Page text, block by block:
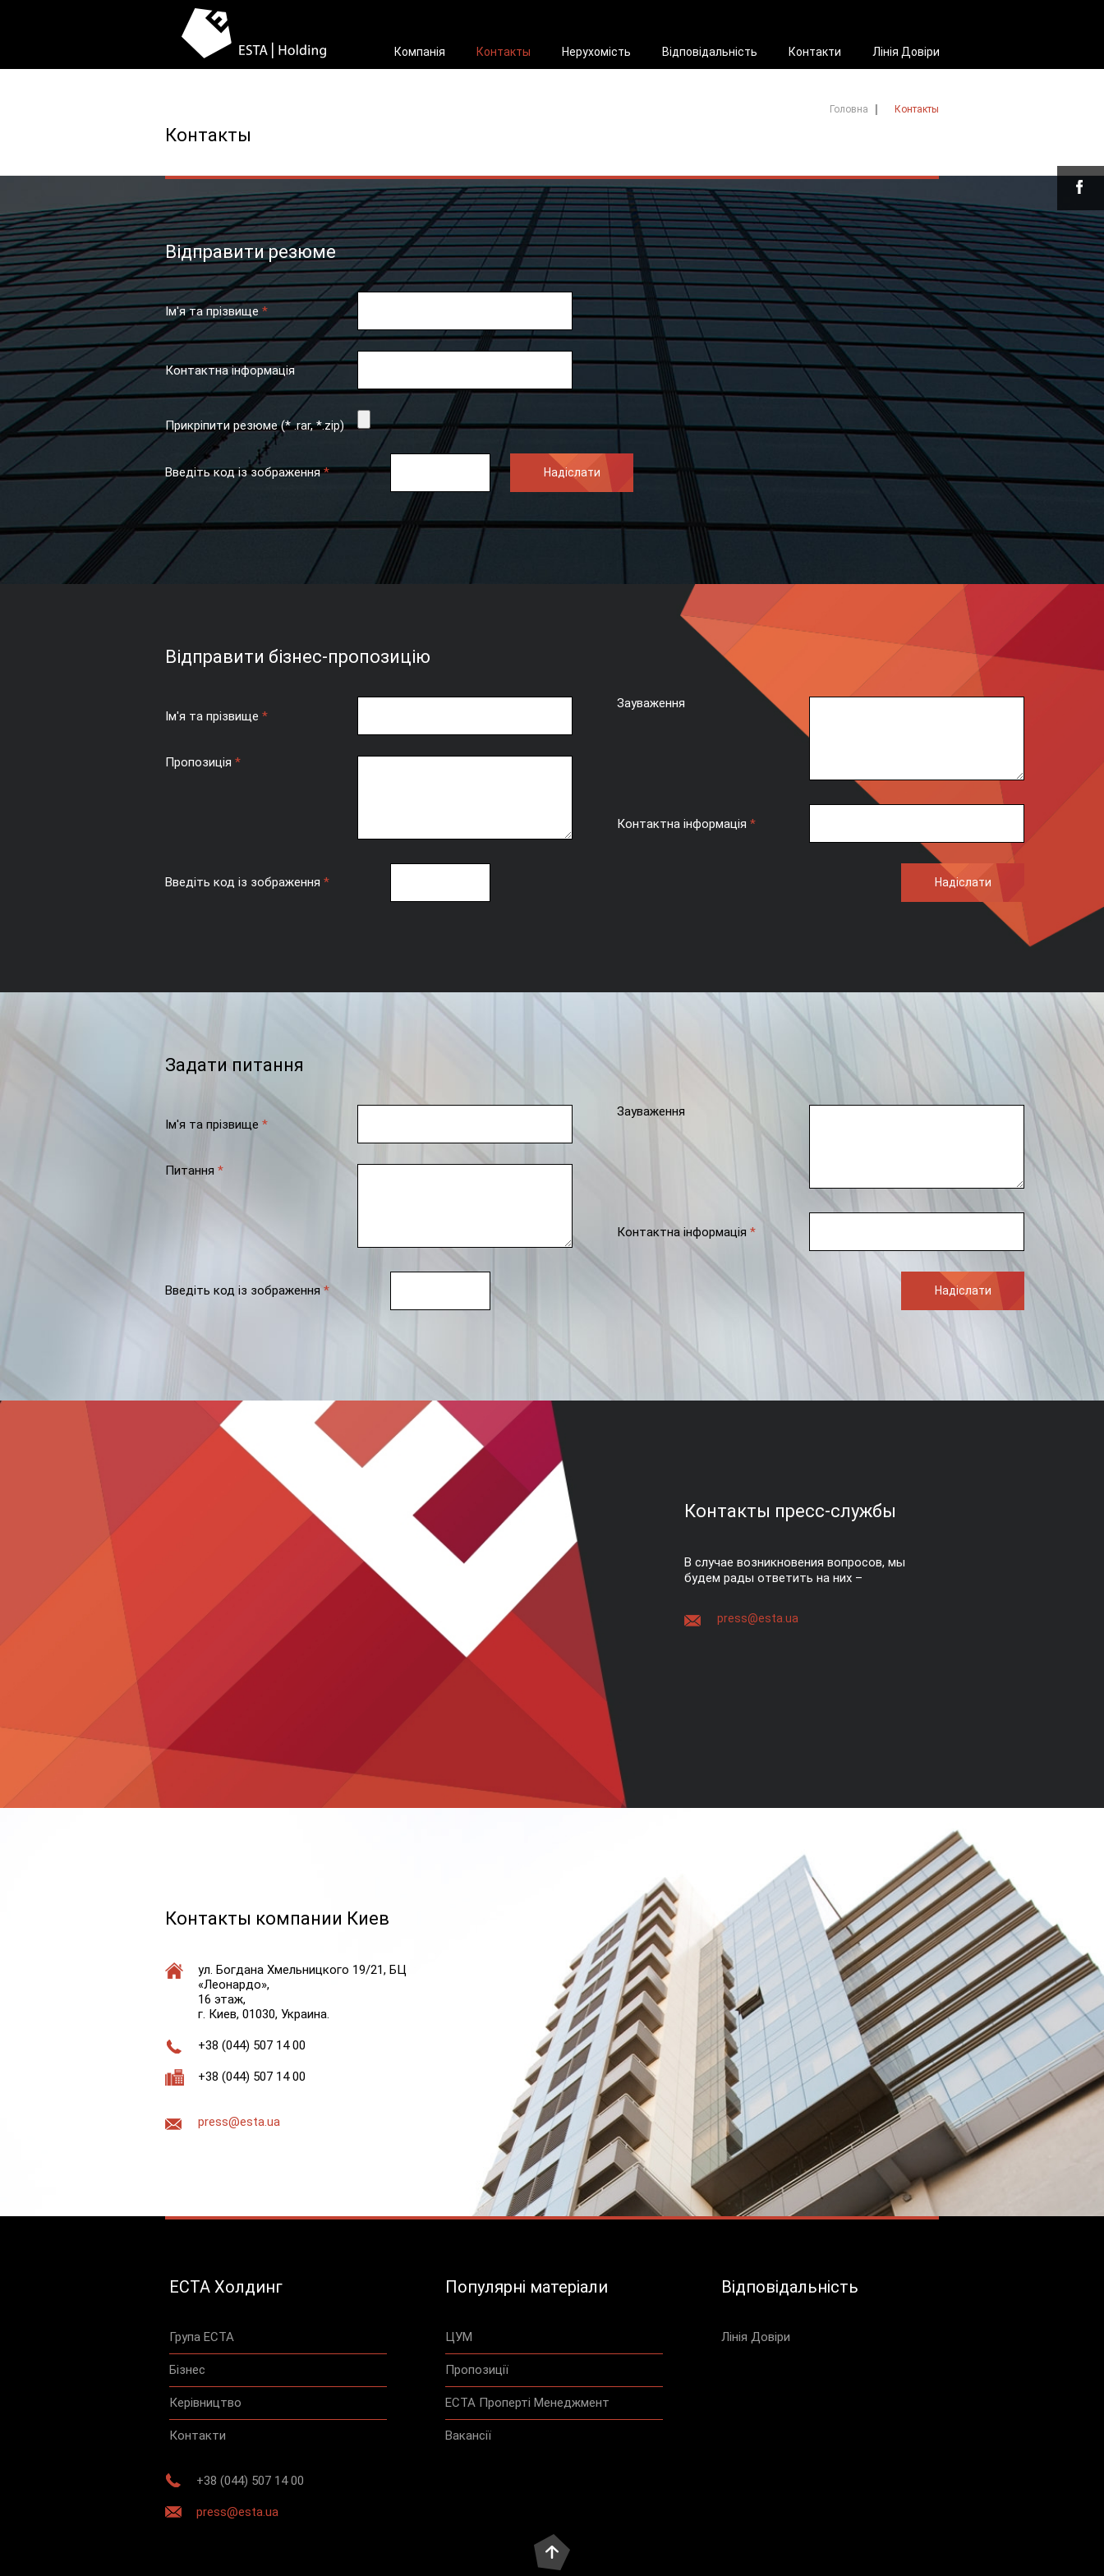
Компанія Контакты Нерухомість Відповідальність Контакти Лінія Довіри
Головна Контакты
Контакты
Відправити резюме
Ім'я та прізвище *
Контактна інформація
Прикріпити резюме (* .rar, *.zip)
Введіть код із зображення*
Відправити бізнес-пропозицію
Ім'я та прізвище *
Пропозиція *
Введіть код із зображення *
Зауваження
Контактна інформація *
Задати питання
Ім'я та прізвище *
Питання *
Введіть код із зображення*
Зауваження
Контактна інформація *
Контакты пресс-службы
В случае возникновения вопросов, мы
будем рады ответить на них –
press@esta.ua
Контакты компании Киев
ул. Богдана Хмельницкого 19/21, БЦ
«Леонардо»,
16 этаж,
г. Киев, 01030, Украина.
+38 (044) 507 14 00
+38 (044) 507 14 00
press@esta.ua
ЕСТА Холдинг
Група ЕСТА
Бізнес
Керівництво
Контакти
Популярні матеріали
ЦУМ
Пропозиції
ЕСТА Проперті Менеджмент
Вакансії
Відповідальність
Лінія Довіри
+38 (044) 507 14 00
press@esta.ua